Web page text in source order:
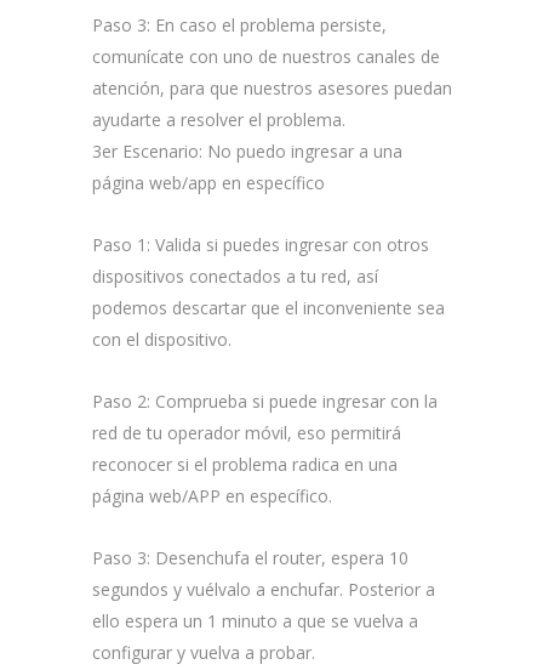
Paso 3: En caso el problema persiste,
comunícate con uno de nuestros canales de
atención, para que nuestros asesores puedan
ayudarte a resolver el problema.
3er Escenario: No puedo ingresar a una
página web/app en específico
Paso 1: Valida si puedes ingresar con otros
dispositivos conectados a tu red, así
podemos descartar que el inconveniente sea
con el dispositivo.
Paso 2: Comprueba si puede ingresar con la
red de tu operador móvil, eso permitirá
reconocer si el problema radica en una
página web/APP en específico.
Paso 3: Desenchufa el router, espera 10
segundos y vuélvalo a enchufar. Posterior a
ello espera un 1 minuto a que se vuelva a
configurar y vuelva a probar.